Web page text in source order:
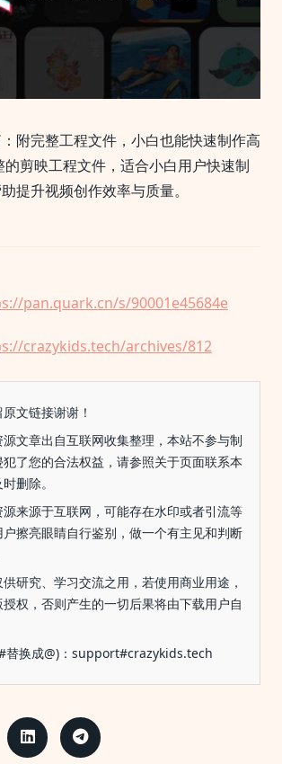
附完整工程文件，小白也能快速制作高
剪映工程文件，适合小白用户快速制
提升视频创作效率与质量。
pan.quark.cn/s/90001e45684e
crazykids.tech/archives/812
文链接谢谢！
文章出自互联网收集整理，本站不参与制
了您的合法权益，请参照关于页面联系本
删除。
来源于互联网，可能存在水印或者引流等
擦亮眼睛自行鉴别，做一个有主见和判断
研究、学习交流之用，若使用商业用途，
权，否则产生的一切后果将由下载用户自
替换成@)：support#crazykids.tech